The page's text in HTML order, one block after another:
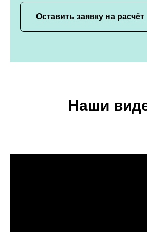
Оставить заявку на расчёт
Наши